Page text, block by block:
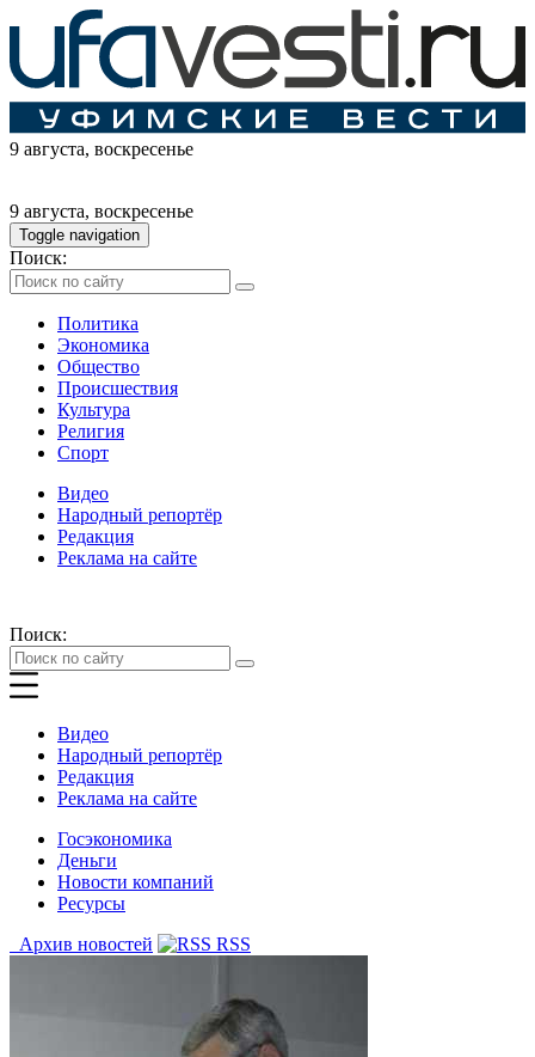
9 августа, воскресенье
9 августа, воскресенье
Toggle navigation
Поиск:
Политика
Экономика
Общество
Происшествия
Культура
Религия
Спорт
Видео
Народный репортёр
Редакция
Реклама на сайте
Поиск:
Видео
Народный репортёр
Редакция
Реклама на сайте
Госэкономика
Деньги
Новости компаний
Ресурсы
Архив новостей
RSS